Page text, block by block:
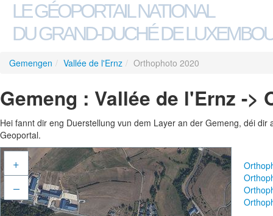
LE GÉOPORTAIL NATIONAL
DU GRAND-DUCHÉ DE
Gemengen / Vallée de l'Ernz / Orthophoto 2020
Gemeng : Vallée de l'Ernz ->
Hei fannt dir eng Duerstellung vun dem Layer an der Gemeng, déi
Geoportal.
+
–